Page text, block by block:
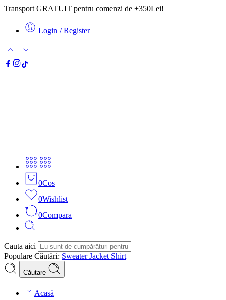
Transport GRATUIT pentru comenzi de +350Lei!
Login / Register
0Cos
0Wishlist
0Compara
Cauta aici
Populare Căutări: SweaterJacket Shirt
Căutare
Acasă